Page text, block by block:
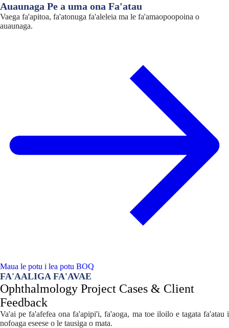
Auaunaga Pe a uma ona Fa'atau
Vaega fa'apitoa, fa'atonuga fa'aleleia ma le fa'amaopoopoina o
auaunaga.
Maua le potu i lea potu BOQ
FA'AALIGA FA'AVAE
Ophthalmology Project Cases & Client
Feedback
Va'ai pe fa'afefea ona fa'apipi'i, fa'aoga, ma toe iloilo e tagata fa'atau i
nofoaga eseese o le tausiga o mata.